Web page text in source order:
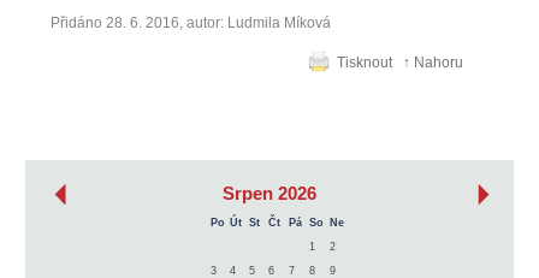
Přidáno 28. 6. 2016, autor: Ludmila Míková
Tisknout ↑ Nahoru
Srpen 2026
Po Út St Čt Pá So
Ne
1
2
3
4 5 6 7 8
9